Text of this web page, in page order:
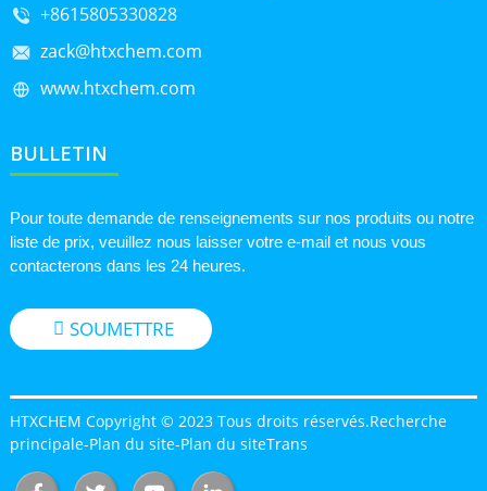
+8615805330828
zack@htxchem.com
www.htxchem.com
BULLETIN
Pour toute demande de renseignements sur nos produits ou notre
liste de prix, veuillez nous laisser votre e-mail et nous vous
contacterons dans les 24 heures.
SOUMETTRE
HTXCHEM Copyright © 2023 Tous droits réservés.Recherche
principale-Plan du site-Plan du siteTrans